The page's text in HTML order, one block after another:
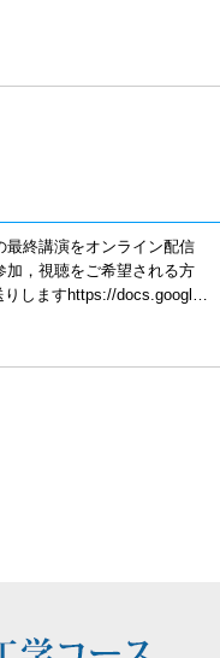
最終講演をオンライン配信
加，視聴をご希望される方
りしますhttps://docs.googl…